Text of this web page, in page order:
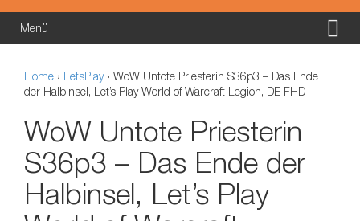
Menü
Home › LetsPlay › WoW Untote Priesterin S36p3 – Das Ende
der Halbinsel, Let’s Play World of Warcraft Legion, DE FHD
WoW Untote Priesterin
S36p3 – Das Ende der
Halbinsel, Let’s Play